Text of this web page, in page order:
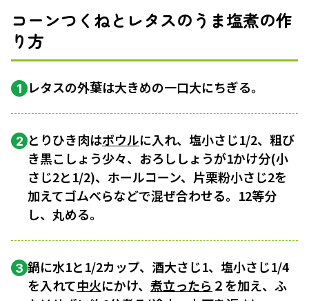
コーンつくねとレタスのうま塩煮の作
り方
1 レタスの外葉は大きめの一口大にちぎる。
2 とりひき肉はボウルに入れ、塩小さじ1/2、粗び
き黒こしょう少々、おろししょうが1かけ分(小
さじ2と1/2)、ホールコーン、片栗粉小さじ2を
加えてゴムべらなどで混ぜ合わせる。12等分
し、丸める。
3 鍋に水1と1/2カップ、酒大さじ1、塩小さじ1/4
を入れて中火にかけ、 煮立ったら ２を加え、ふ